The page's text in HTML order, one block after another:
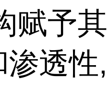
赋予其
透性,